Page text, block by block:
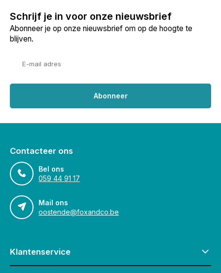
Schrijf je in voor onze nieuwsbrief
Abonneer je op onze nieuwsbrief om op de hoogte te
blijven.
Abonneer
Contacteer ons
Bel ons
059 44 91 17
Mail ons
oostende@foxandco.be
Klantenservice